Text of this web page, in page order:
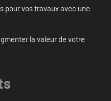
pour vos travaux avec une
la valeur de votre